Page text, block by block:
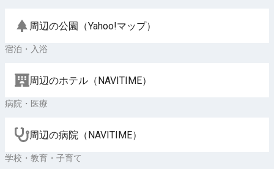
周辺の公園（Yahoo!マップ）
宿泊・入浴
周辺のホテル（NAVITIME）
病院・医療
周辺の病院（NAVITIME）
学校・教育・子育て